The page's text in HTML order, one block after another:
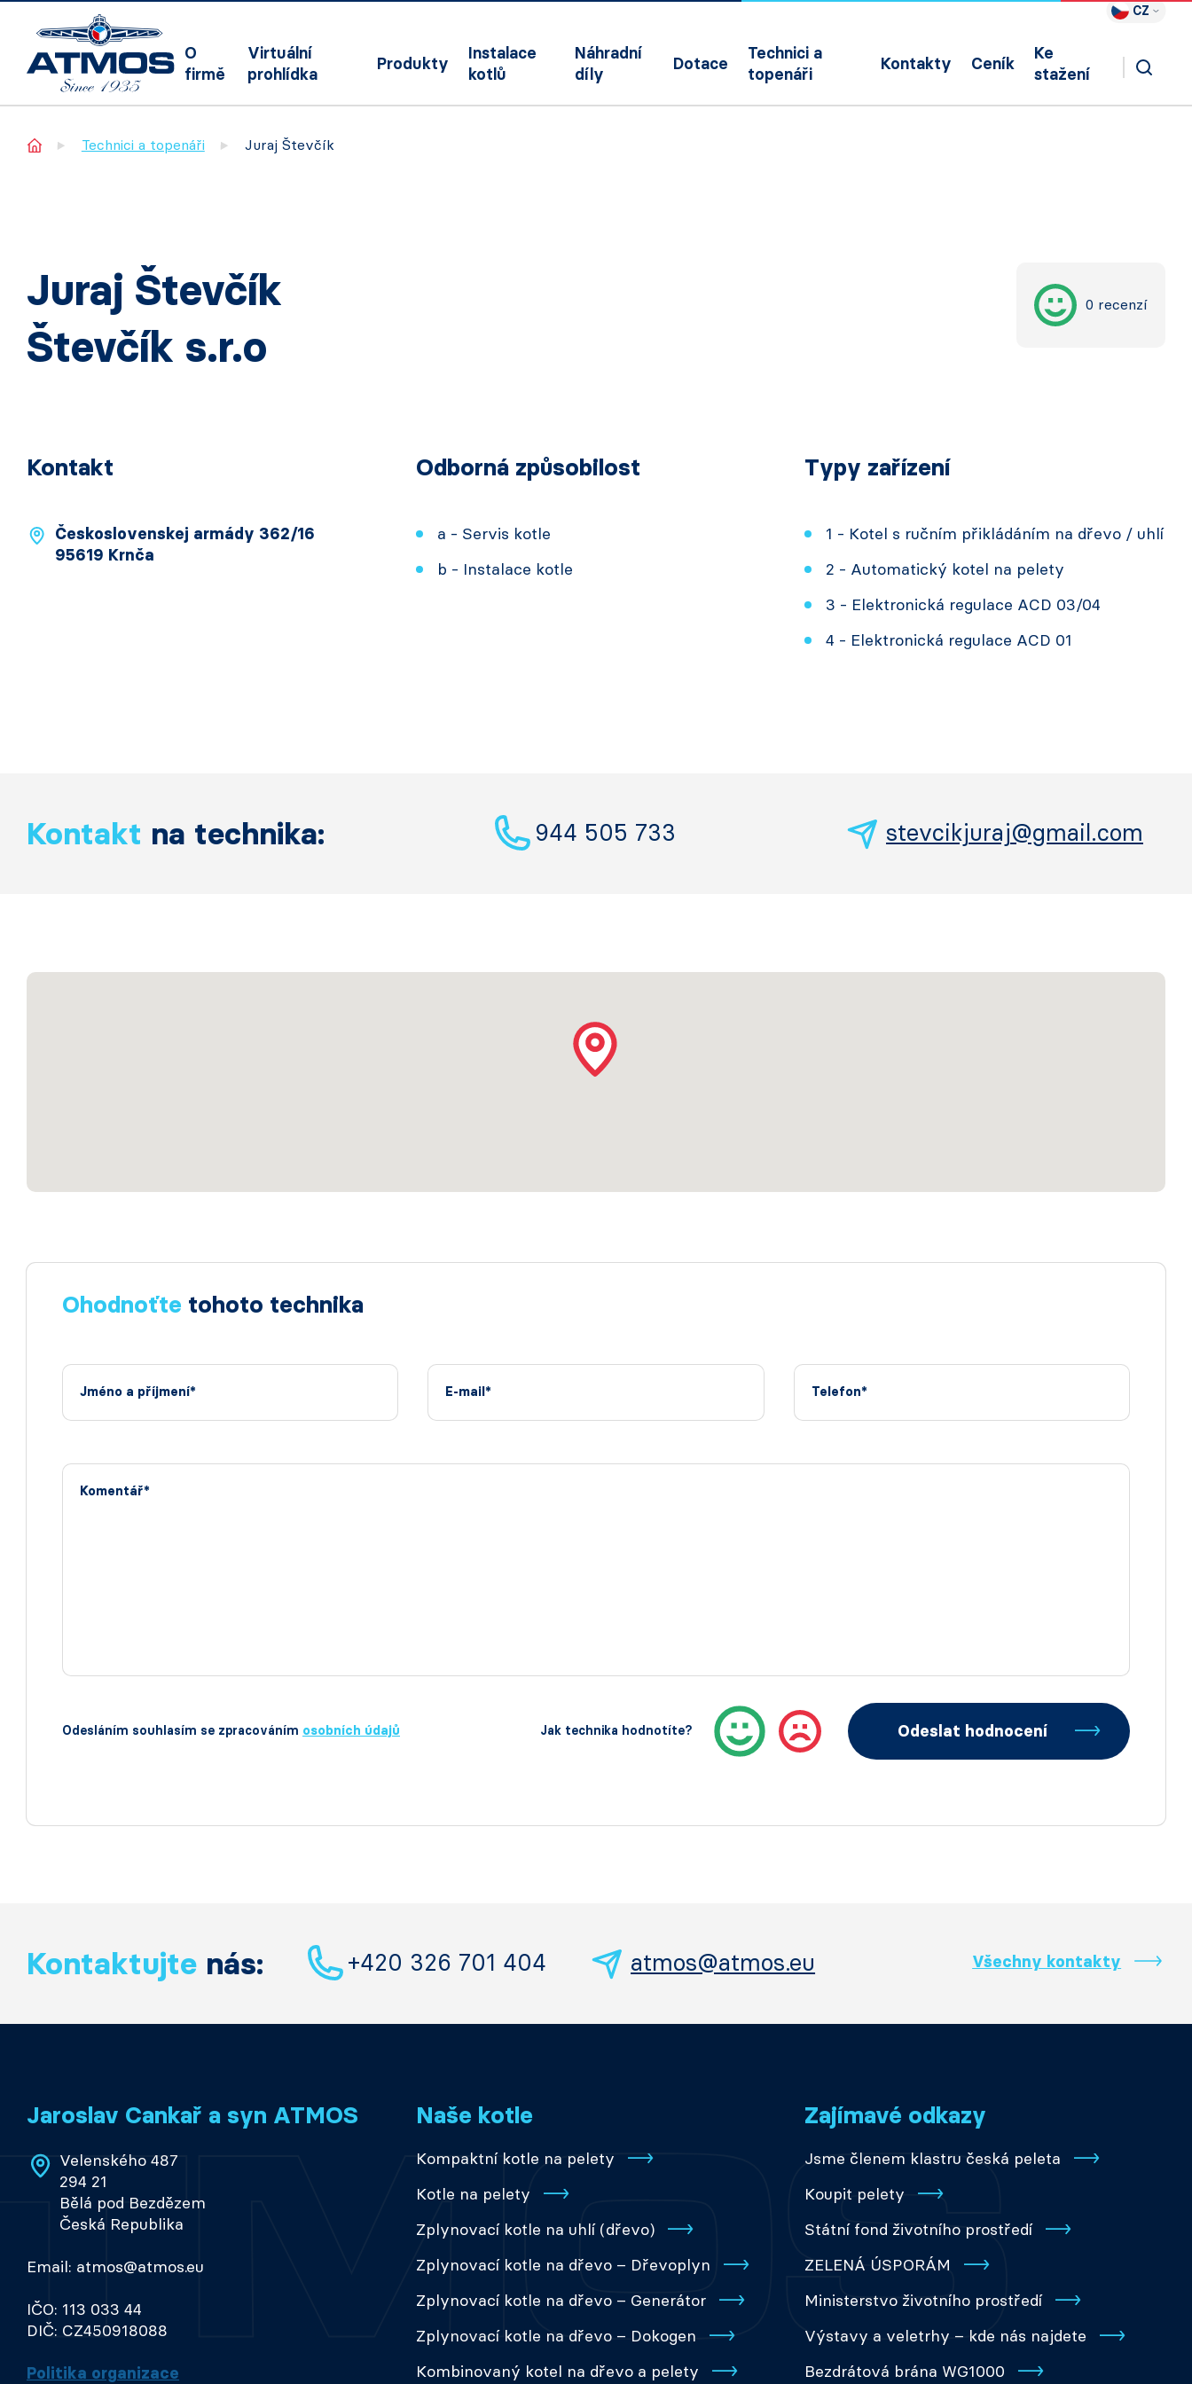
CZ
O
firmě
Virtuální
prohlídka
Produkty
Instalace
kotlů
Náhradní
díly
Dotace
Technici a
topenáři
Kontakty Ceník
Ke
stažení
Home Technici a topenáři Juraj Števčík
Juraj Števčík
Števčík s.r.o
0 recenzí
Kontakt
Československej armády 362/16
95619 Krnča
Odborná způsobilost
a - Servis kotle
b - Instalace kotle
Typy zařízení
1 - Kotel s ručním přikládáním na dřevo / uhlí
2 - Automatický kotel na pelety
3 - Elektronická regulace ACD 03/04
4 - Elektronická regulace ACD 01
Kontakt na technika: 944 505 733 stevcikjuraj@gmail.com
Ohodnoťte tohoto technika
Jméno a příjmení* E-mail* Telefon*
Komentář*
Odesláním souhlasím se zpracováním osobních údajů Jak technika hodnotíte? Odeslat hodnocení
Kontaktujte nás: +420 326 701 404 atmos@atmos.eu Všechny kontakty
Jaroslav Cankař a syn ATMOS
Velenského 487
294 21
Bělá pod Bezdězem
Česká Republika
Email: atmos@atmos.eu
IČO: 113 033 44
DIČ: CZ450918088
Politika organizace
Naše kotle
Kompaktní kotle na pelety
Kotle na pelety
Zplynovací kotle na uhlí (dřevo)
Zplynovací kotle na dřevo – Dřevoplyn
Zplynovací kotle na dřevo – Generátor
Zplynovací kotle na dřevo – Dokogen
Kombinovaný kotel na dřevo a pelety
Zajímavé odkazy
Jsme členem klastru česká peleta
Koupit pelety
Státní fond životního prostředí
ZELENÁ ÚSPORÁM
Ministerstvo životního prostředí
Výstavy a veletrhy – kde nás najdete
Bezdrátová brána WG1000